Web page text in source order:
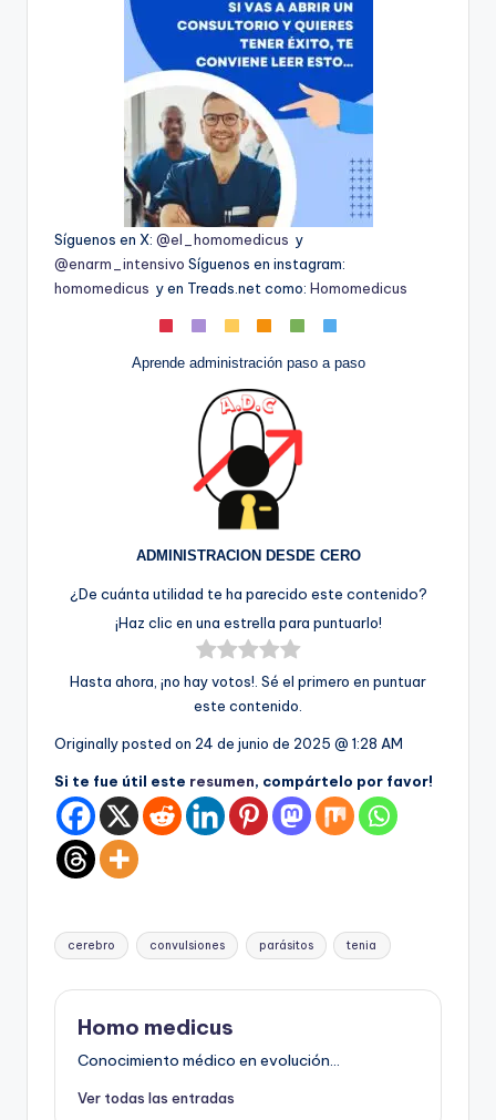
Síguenos en X: @el_homomedicus y
@enarm_intensivo Síguenos en instagram:
homomedicus y en Treads.net como: Homomedicus
Aprende administración paso a paso
ADMINISTRACION DESDE CERO
¿De cuánta utilidad te ha parecido este contenido?
¡Haz clic en una estrella para puntuarlo!
Hasta ahora, ¡no hay votos!. Sé el primero en puntuar
este contenido.
Originally posted on 24 de junio de 2025 @ 1:28 AM
Si te fue útil este resumen, compártelo por favor!
Etiquetas:
cerebro convulsiones parásitos tenia
Homo medicus
Conocimiento médico en evolución...
Ver todas las entradas